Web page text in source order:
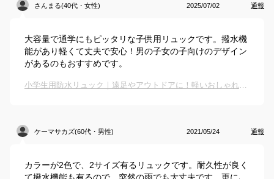
さんまる(40代・女性) 2025/07/02 通報
大容量で通学にもピッタリな子供用リュックです。撥水機
能があり軽くて丈夫で安心！男の子女の子向けのデザイン
があるのもおすすめです。
小学生用防水リュック｜遠足やアウトドアに！軽いおしゃれなキッズリュックのおすすめは？
ケーマサカズ(60代・男性) 2021/05/24 通報
カラーが2色で、2サイズ有るリュックです。耐久性が良く